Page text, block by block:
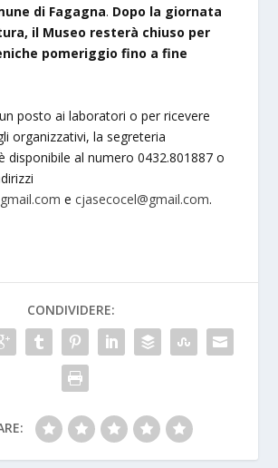
di Fagagna. Dopo la giornata
il Museo resterà chiuso per
pomeriggio fino a fine
posto ai laboratori o per ricevere
organizzativi, la segreteria
disponibile al numero 0432.801887 o
ecjasecocel@gmail.com.
CONDIVIDERE: